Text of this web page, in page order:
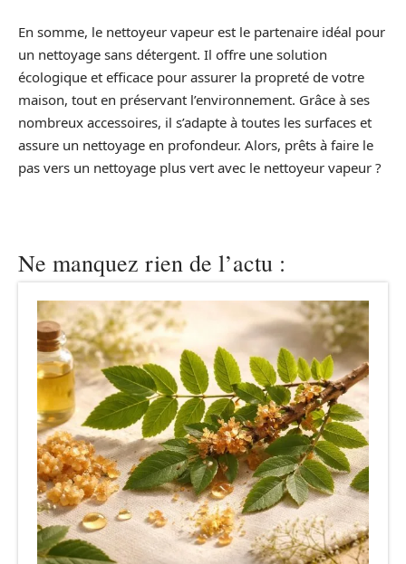
En somme, le nettoyeur vapeur est le partenaire idéal pour
un nettoyage sans détergent. Il offre une solution
écologique et efficace pour assurer la propreté de votre
maison, tout en préservant l’environnement. Grâce à ses
nombreux accessoires, il s’adapte à toutes les surfaces et
assure un nettoyage en profondeur. Alors, prêts à faire le
pas vers un nettoyage plus vert avec le nettoyeur vapeur ?
Ne manquez rien de l’actu :